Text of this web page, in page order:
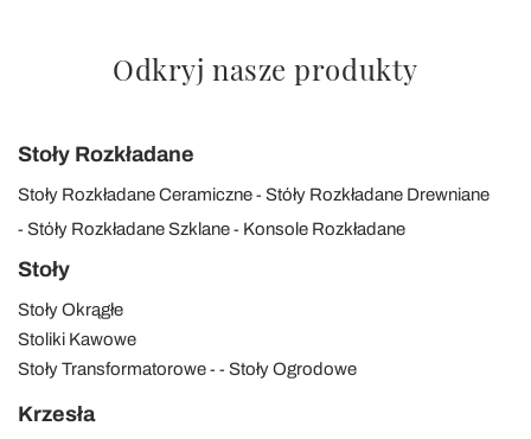
Odkryj nasze produkty
Stoły Rozkładane
Stoły Rozkładane Ceramiczne
Stóły Rozkładane Drewniane
Stóły Rozkładane Szklane
Konsole Rozkładane
Stoły
Stoły Okrągłe
Stoliki Kawowe
Stoły Transformatorowe
Stoły Ogrodowe
Krzesła